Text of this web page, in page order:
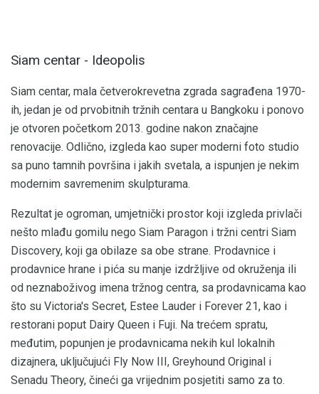
Siam centar - Ideopolis
Siam centar, mala četverokrevetna zgrada sagrađena 1970-
ih, jedan je od prvobitnih tržnih centara u Bangkoku i ponovo
je otvoren početkom 2013. godine nakon značajne
renovacije. Odlično, izgleda kao super moderni foto studio
sa puno tamnih površina i jakih svetala, a ispunjen je nekim
modernim savremenim skulpturama.
Rezultat je ogroman, umjetnički prostor koji izgleda privlači
nešto mlađu gomilu nego Siam Paragon i tržni centri Siam
Discovery, koji ga obilaze sa obe strane. Prodavnice i
prodavnice hrane i pića su manje izdržljive od okruženja ili
od neznaboživog imena tržnog centra, sa prodavnicama kao
što su Victoria's Secret, Estee Lauder i Forever 21, kao i
restorani poput Dairy Queen i Fuji. Na trećem spratu,
međutim, popunjen je prodavnicama nekih kul lokalnih
dizajnera, uključujući Fly Now III, Greyhound Original i
Senadu Theory, čineći ga vrijednim posjetiti samo za to.